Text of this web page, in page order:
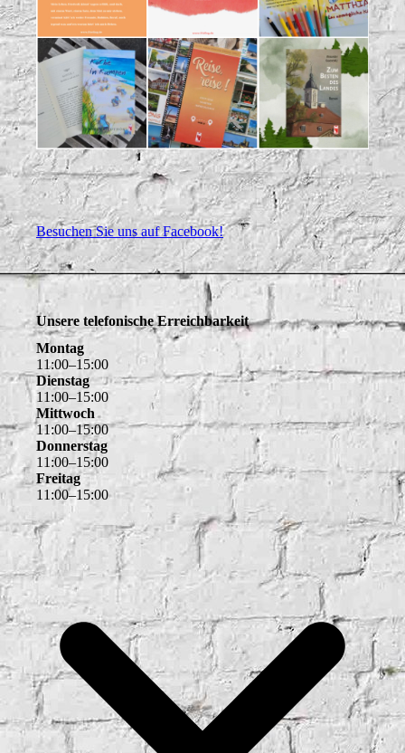
Besuchen Sie uns auf Facebook!
Unsere telefonische Erreichbarkeit
Montag
11:00–15:00
Dienstag
11 :00–15:00
Mittwoch
11:00–15:00
Donnerstag
11 :00–15:00
Freitag
11 :00–15:00